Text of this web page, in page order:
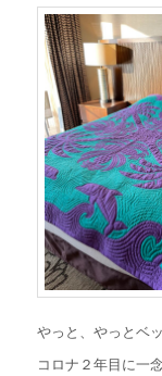
やっと、やっとベ
コロナ２年目に一